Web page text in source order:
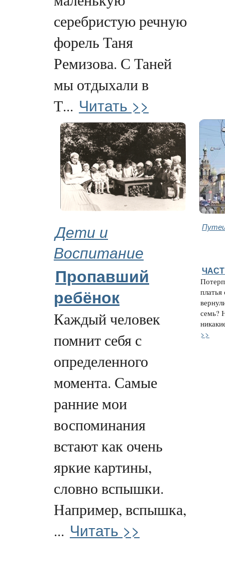
серебристую речную
форель Таня
Ремизова. С Таней
мы отдыхали в
Т... Читать >>
Дети и
Воспитание
Пропавший
ребёнок
Каждый человек
помнит себя с
определенного
момента. Самые
ранние мои
воспоминания
встают как очень
яркие картины,
словно вспышки.
Например, вспышка,
... Читать >>
семь?
>>